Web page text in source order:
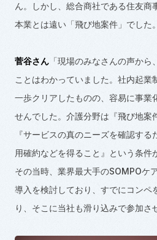
ん。しかし、総合商社である住友商
本業とは遠い「飛び地案件」でした。
菅谷さん「現場のみなさんの声から
ことはわかっていました。社内起業
一歩クリアしたものの、容易に事業
せんでした。介護分野は『飛び地案
『サービスの真のニーズを確認す
用確約などを得ること』という条件
その当時、業界最大手のSOMPOケ
導入を検討しており、すでにコンペ
り、そこに当社も滑り込みで参加さ